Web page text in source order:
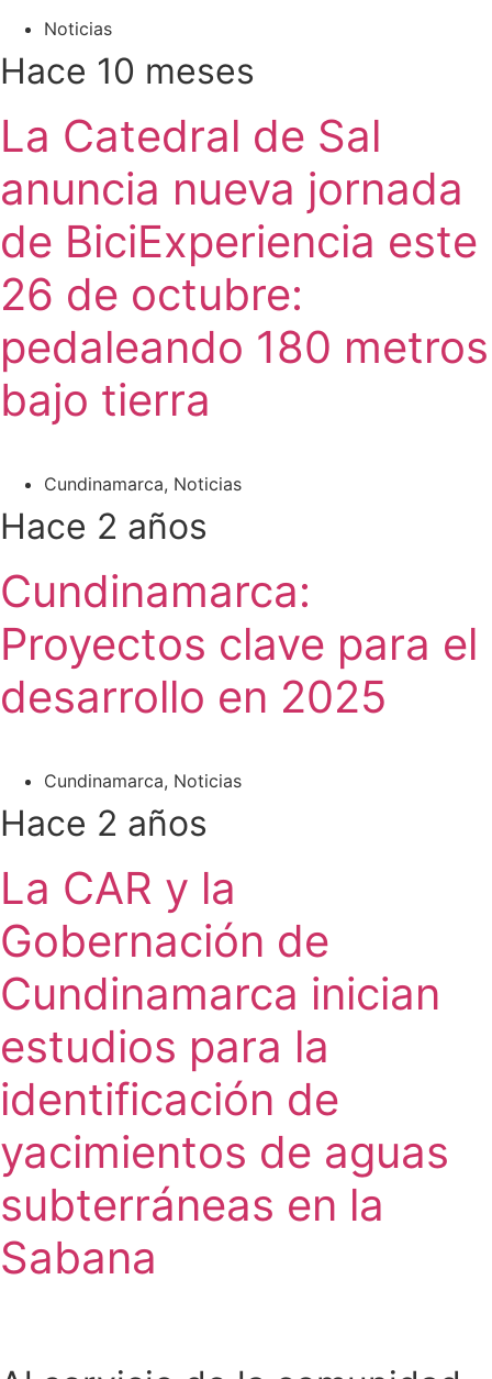
Noticias
Hace 10 meses
La Catedral de Sal
anuncia nueva jornada
de BiciExperiencia este
26 de octubre:
pedaleando 180 metros
bajo tierra
Cundinamarca, Noticias
Hace 2 años
Cundinamarca:
Proyectos clave para el
desarrollo en 2025
Cundinamarca, Noticias
Hace 2 años
La CAR y la
Gobernación de
Cundinamarca inician
estudios para la
identificación de
yacimientos de aguas
subterráneas en la
Sabana